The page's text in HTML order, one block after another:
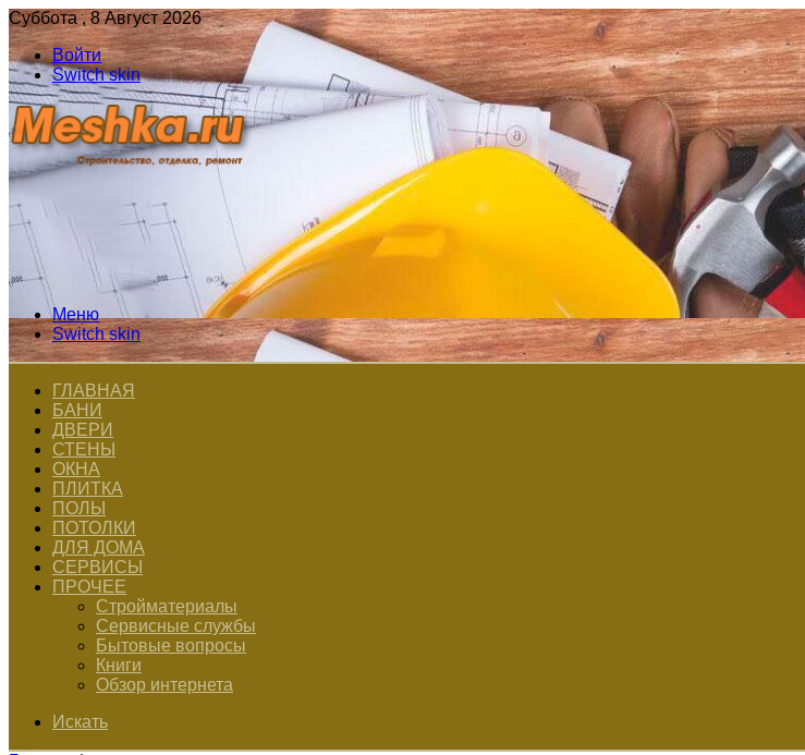
Суббота , 8 Август 2026
Войти
Switch skin
Меню
Switch skin
ГЛАВНАЯ
БАНИ
ДВЕРИ
СТЕНЫ
ОКНА
ПЛИТКА
ПОЛЫ
ПОТОЛКИ
ДЛЯ ДОМА
СЕРВИСЫ
ПРОЧЕЕ
Стройматериалы
Сервисные службы
Бытовые вопросы
Книги
Обзор интернета
Искать